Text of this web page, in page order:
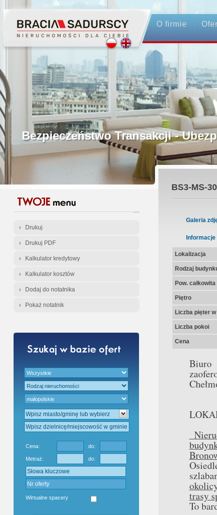
O firmie
Profesjonalne Pośrednictwo
Bezpieczeństwo Transakcji -
Licencjonowani Pośrednicy
Gwarancja Zwrotu Zadatku
Gratis - Przedwstępna Umowa
Drukuj
Drukuj PDF
Kalkulator kredytowy
Kalkulator kosztów
Dodaj do notatnika
Pokaż notatnik
Cena: do:
Metraż: do:
Wirtualne spacery
BS3-MS-
Galeria
Informacje
Lokalizacja
Rodzaj
Pow.
Piętro
Liczba pięter
Liczba pokoi
Cena
Biuro
trasy
To